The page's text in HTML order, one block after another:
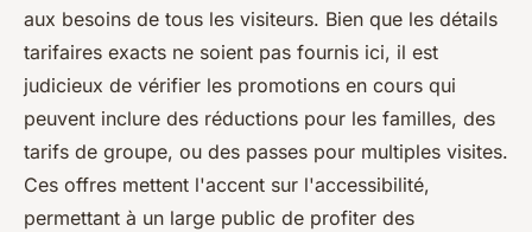
aux besoins de tous les visiteurs. Bien que les détails
tarifaires exacts ne soient pas fournis ici, il est
judicieux de vérifier les promotions en cours qui
peuvent inclure des réductions pour les familles, des
tarifs de groupe, ou des passes pour multiples visites.
Ces offres mettent l'accent sur l'accessibilité,
permettant à un large public de profiter des